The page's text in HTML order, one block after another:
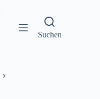
Suchen